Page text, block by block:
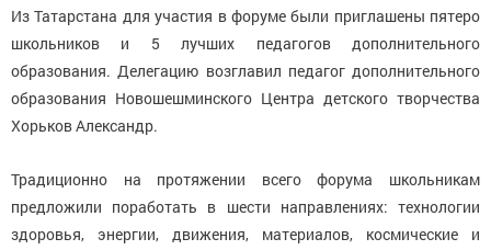
Из Татарстана для участия в форуме были приглашены пятеро
школьников и 5 лучших педагогов дополнительного
образования. Делегацию возглавил педагог дополнительного
образования Новошешминского Центра детского творчества
Хорьков Александр.
Традиционно на протяжении всего форума школьникам
предложили поработать в шести направлениях: технологии
здоровья, энергии, движения, материалов, космические и